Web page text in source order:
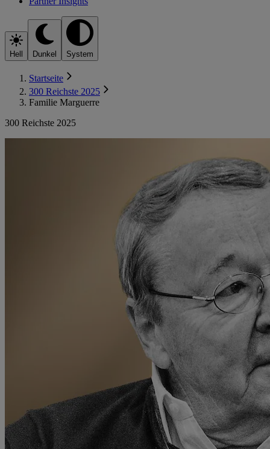
Hell Dunkel System
Startseite
300 Reichste 2025
Familie Marguerre
300 Reichste 2025